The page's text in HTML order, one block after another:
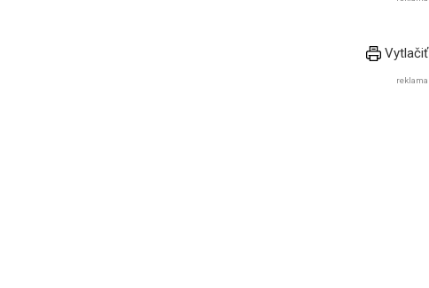
Vytlačiť
reklama